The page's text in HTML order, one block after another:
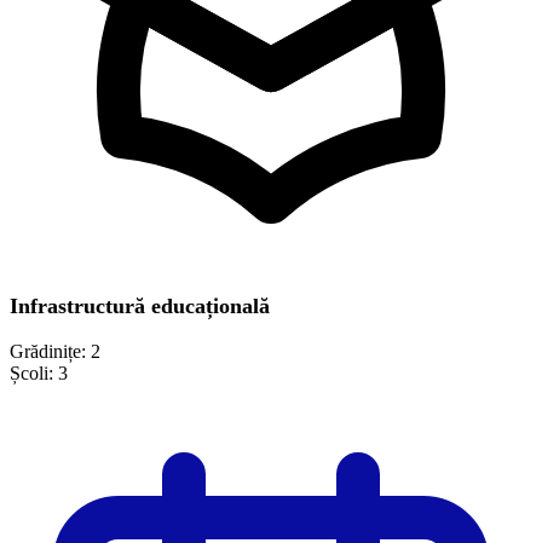
Infrastructură educațională
Grădinițe: 2
Școli: 3